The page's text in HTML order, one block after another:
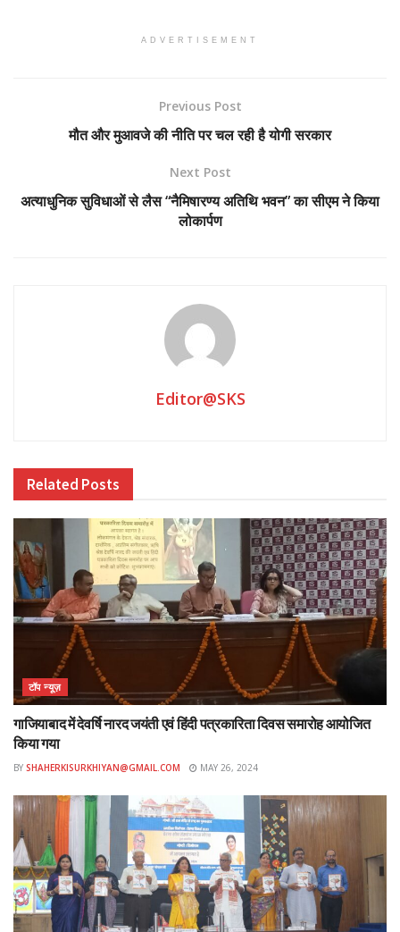
ADVERTISEMENT
Previous Post
मौत और मुआवजे की नीति पर चल रही है योगी सरकार
Next Post
अत्याधुनिक सुविधाओं से लैस “नैमिषारण्य अतिथि भवन” का सीएम ने किया
लोकार्पण
Editor@SKS
Related Posts
टॉप न्यूज़
गाजियाबाद में देवर्षि नारद जयंती एवं हिंदी पत्रकारिता दिवस समारोह आयोजित
किया गया
BY SHAHERKISURKHIYAN@GMAIL.COM MAY 26, 2024